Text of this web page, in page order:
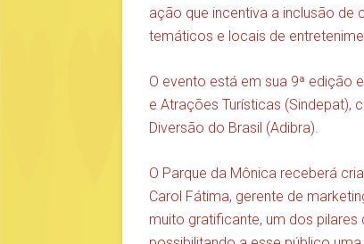
ação que incentiva a inclusão de
temáticos e locais de
O evento está em sua 9ª edição
e Atrações Turísticas (Sindepat),
Diversão do Brasil (Adibra).
O Parque da Mônica receberá
Carol Fátima, gerente de
muito gratificante, um dos